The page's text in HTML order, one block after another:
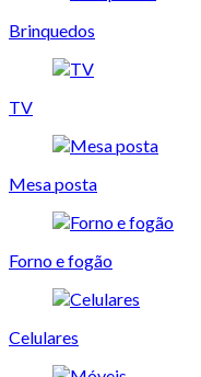
Brinquedos
TV
Mesa posta
Forno e fogão
Celulares